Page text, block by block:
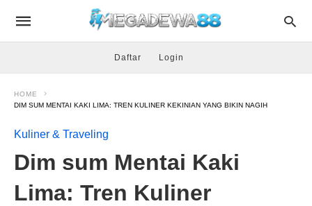
Daftar Login
HOME
DIM SUM MENTAI KAKI LIMA: TREN KULINER KEKINIAN YANG BIKIN NAGIH
Kuliner & Traveling
Dim sum Mentai Kaki
Lima: Tren Kuliner